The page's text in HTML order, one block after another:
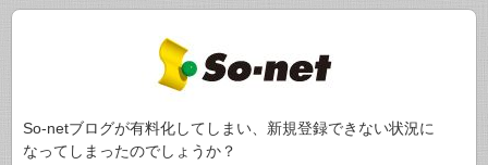
So-netブログが有料化してしまい、新規登録できない状況に
なってしまったのでしょうか？